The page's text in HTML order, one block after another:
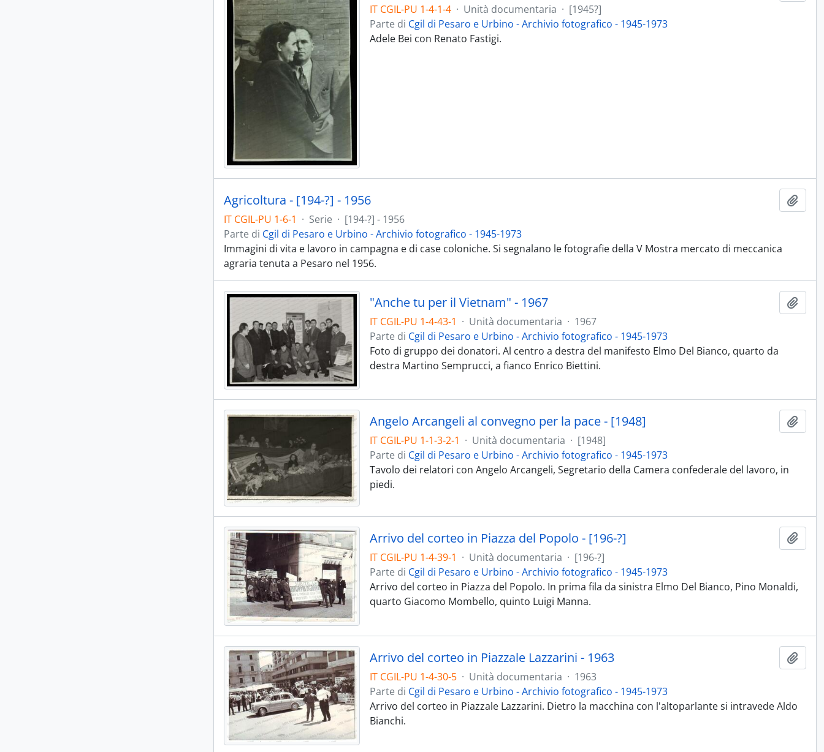
IT CGIL-PU 1-4-1-4 · Unità documentaria · [1945?]
Parte di Cgil di Pesaro e Urbino - Archivio fotografico - 1945-1973
Adele Bei con Renato Fastigi.
Agricoltura - [194-?] - 1956
IT CGIL-PU 1-6-1 · Serie · [194-?] - 1956
Parte di Cgil di Pesaro e Urbino - Archivio fotografico - 1945-1973
Immagini di vita e lavoro in campagna e di case coloniche. Si segnalano le fotografie della V Mostra mercato di meccanica
agraria tenuta a Pesaro nel 1956.
"Anche tu per il Vietnam" - 1967
IT CGIL-PU 1-4-43-1 · Unità documentaria · 1967
Parte di Cgil di Pesaro e Urbino - Archivio fotografico - 1945-1973
Foto di gruppo dei donatori. Al centro a destra del manifesto Elmo Del Bianco, quarto da
destra Martino Semprucci, a fianco Enrico Biettini.
Angelo Arcangeli al convegno per la pace - [1948]
IT CGIL-PU 1-1-3-2-1 · Unità documentaria · [1948]
Parte di Cgil di Pesaro e Urbino - Archivio fotografico - 1945-1973
Tavolo dei relatori con Angelo Arcangeli, Segretario della Camera confederale del lavoro, in
piedi.
Arrivo del corteo in Piazza del Popolo - [196-?]
IT CGIL-PU 1-4-39-1 · Unità documentaria · [196-?]
Parte di Cgil di Pesaro e Urbino - Archivio fotografico - 1945-1973
Arrivo del corteo in Piazza del Popolo. In prima fila da sinistra Elmo Del Bianco, Pino Monaldi,
quarto Giacomo Mombello, quinto Luigi Manna.
Arrivo del corteo in Piazzale Lazzarini - 1963
IT CGIL-PU 1-4-30-5 · Unità documentaria · 1963
Parte di Cgil di Pesaro e Urbino - Archivio fotografico - 1945-1973
Arrivo del corteo in Piazzale Lazzarini. Dietro la macchina con l'altoparlante si intravede Aldo
Bianchi.